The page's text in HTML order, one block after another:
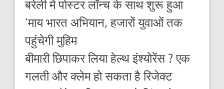
बरेली में पोस्टर लॉन्च के साथ शुरू हुआ
‘माय भारत अभियान, हजारों युवाओं तक
पहुंचेगी मुहिम
बीमारी छिपाकर लिया हेल्थ इंश्योरेंस ? एक
गलती और क्लेम हो सकता है रिजेक्ट